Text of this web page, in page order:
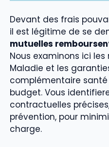
Devant des frais
il est légitime de se
mutuelles
Nous examinons ici les
Maladie et les
complémentaire
budget. Vous
contractuelles
prévention, pour
charge.